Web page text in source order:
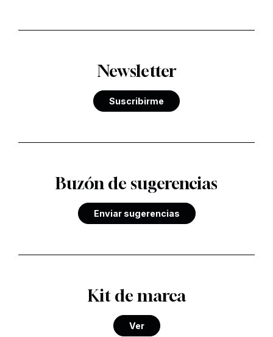
Newsletter
Suscribirme
Buzón de sugerencias
Enviar sugerencias
Kit de marca
Ver